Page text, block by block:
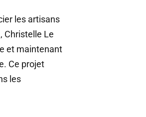
les artisans
Christelle Le
et maintenant
Ce projet
les